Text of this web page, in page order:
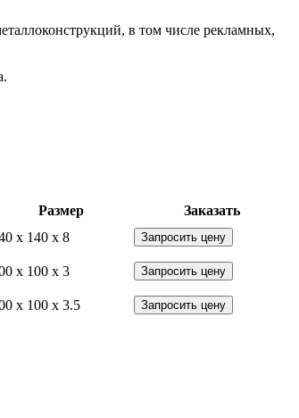
в том числе рекламных,
Размер
Заказать
x 140 x 8 Запросить цену
x 100 x 3 Запросить цену
x 100 x 3.5 Запросить цену